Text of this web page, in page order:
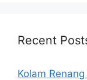
Recent
Kolam